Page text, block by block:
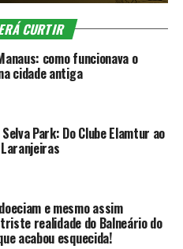
CURTIR
como funcionava o
cidade antiga
Park: Do Clube Elamtur ao
e mesmo assim
realidade do Balneário do
acabou esquecida!